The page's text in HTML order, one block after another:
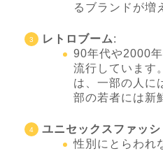
るブランドが増
レトロブーム:
90年代や2000
流行しています
は、一部の人に
部の若者には新
ユニセックスファッシ
性別にとらわれ